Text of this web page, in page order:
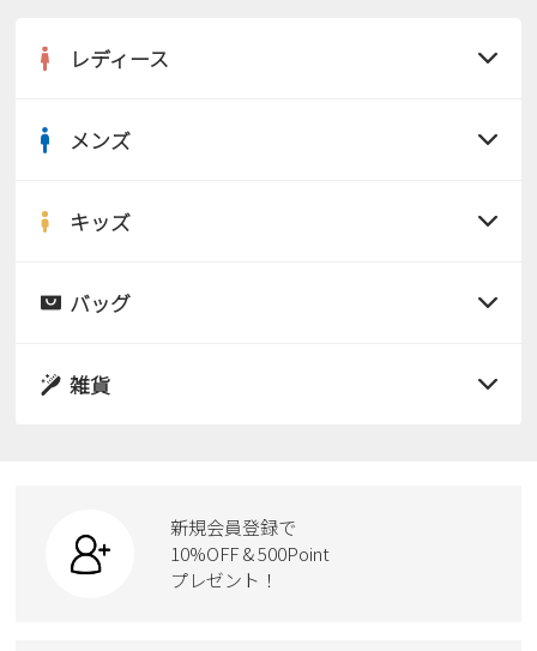
レディース
サンダル
スニーカー
カジュアルシューズ
ワークシューズ
メンズ
サンダル
ローファー
キッズ
サンダル
スクール
バッグ
ボディバッグ
ハンドバッグ
雑貨
ケア用品
新規会員登録で
10%OFF & 500Point
プレゼント！